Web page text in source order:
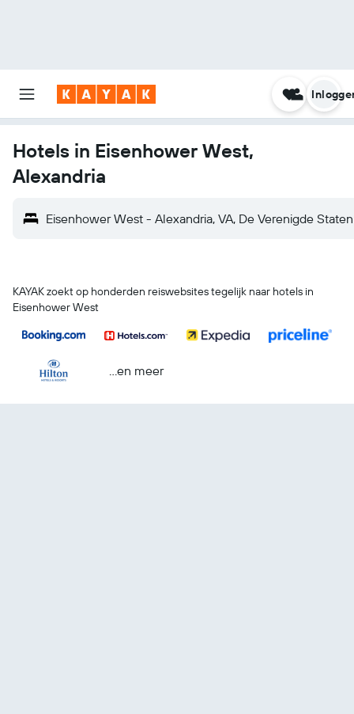
Hotels in Eisenhower West,
Alexandria
Eisenhower West - Alexandria, VA, De Verenigde Staten
KAYAK zoekt op honderden reiswebsites tegelijk naar hotels in
Eisenhower West
...en meer